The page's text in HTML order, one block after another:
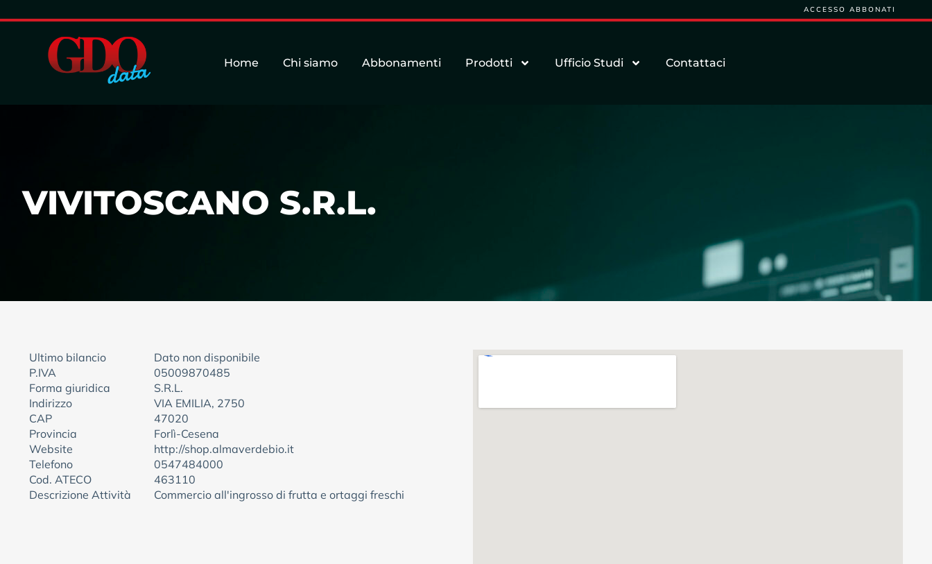
ACCESSO ABBONATI
Home Chi siamo Abbonamenti Prodotti Ufficio Studi Contattaci
VIVITOSCANO S.R.L.
Ultimo bilancio
Dato non disponibile
P.IVA
05009870485
Forma giuridica
S.R.L.
Indirizzo
VIA EMILIA, 2750
CAP
47020
Provincia
Forlì-Cesena
Website
http://shop.almaverdebio.it
Telefono
0547484000
Cod. ATECO
463110
Descrizione Attività
Commercio all'ingrosso di frutta e ortaggi freschi